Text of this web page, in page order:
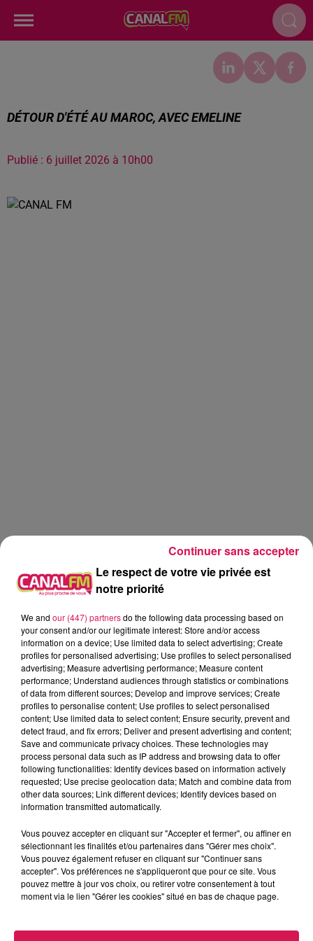
DÉTOUR D'ÉTÉ AU MAROC, AVEC EMELINE
Publié : 6 juillet 2026 à 10h00
Détour d'été au Maroc, avec Emeline
0:00 3 min 38 sec
6 juillet 2026 - 3 min 38 sec
DÉTOUR D'ÉTÉ AU MAROC, AVEC EMELINE
Bienvenue dans Détour d'été !
Le podcast qui sent bon les vacances et les escapades
inattendues.
Ici, ce sont vos voix, vos anecdotes et vos coins préférés qui
nous font voyager.
Préparez vos valises ... ou juste vos écouteurs : on part se
Le respect de votre vie privée est
notre priorité
We and our (447) partnersdo the following data processing based on
your consent and/or our legitimate interest: Store and/or access
information on a device; Use limited data to select advertising; Create
profiles for personalised advertising; Use profiles to select personalised
advertising; Measure advertising performance; Measure content
performance; Understand audiences through statistics or combinations
of data from different sources; Develop and improve services; Create
profiles to personalise content; Use profiles to select personalised
content; Use limited data to select content; Ensure security, prevent and
detect fraud, and fix errors; Deliver and present advertising and content;
Save and communicate privacy choices. These technologies may
process personal data such as IP address and browsing data to offer
following functionalities: Identify devices based on information actively
requested; Use precise geolocation data; Match and combine data from
other data sources; Link different devices; Identify devices based on
information transmitted automatically.
Vous pouvez accepter en cliquant sur "Accepter et fermer", ou affiner en
sélectionnant les finalités et/ou partenaires dans "Gérer mes choix".
Vous pouvez également refuser en cliquant sur "Continuer sans
accepter". Vos préférences ne s'appliqueront que pour ce site. Vous
pouvez mettre à jour vos choix, ou retirer votre consentement à tout
moment via le lien "Gérer les cookies" situé en bas de chaque page.
Continuer sans accepter